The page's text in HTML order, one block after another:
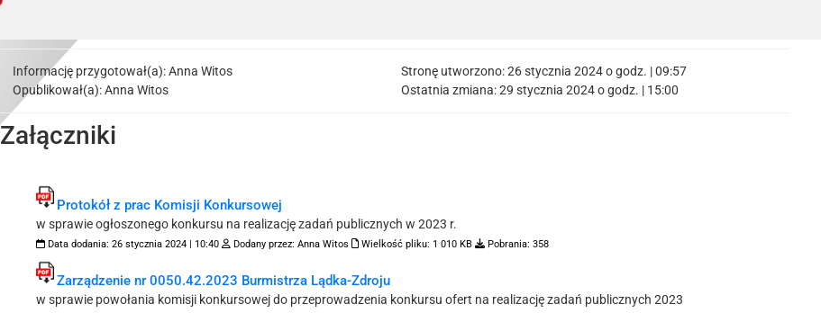
Informację przygotował(a):Anna Witos
Opublikował(a):Anna Witos
Stronę utworzono:26 stycznia 2024 o godz. | 09:57
Ostatnia zmiana:29 stycznia 2024 o godz. | 15:00
Załączniki
Protokół z prac Komisji Konkursowej
w sprawie ogłoszonego konkursu na realizację zadań publicznych w 2023 r.
Data dodania: 26 stycznia 2024 | 10:40 Dodany przez: Anna Witos Wielkość pliku: 1 010 KB Pobrania: 358
Zarządzenie nr 0050.42.2023 Burmistrza Lądka-Zdroju
w sprawie powołania komisji konkursowej do przeprowadzenia konkursu ofert na realizację zadań publicznych 2023